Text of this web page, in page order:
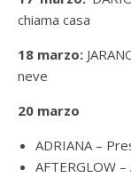
chiama casa
18 marzo:
neve
20 marzo
ADRIANA –
AFTERGLOW